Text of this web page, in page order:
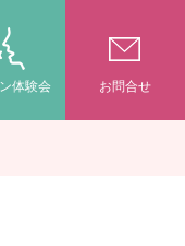
体験会 お問合せ